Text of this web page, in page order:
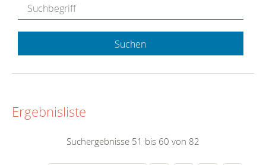
Suchen
Ergebnisliste
Suchergebnisse 51 bis 60 von 82